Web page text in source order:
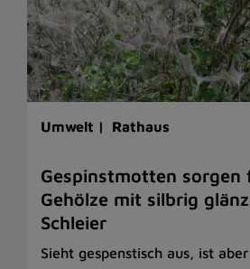
Umwelt | Rathaus
Gespinstmotten sorgen
Gehölze mit silbrig
Schleier
Sieht gespenstisch aus, ist